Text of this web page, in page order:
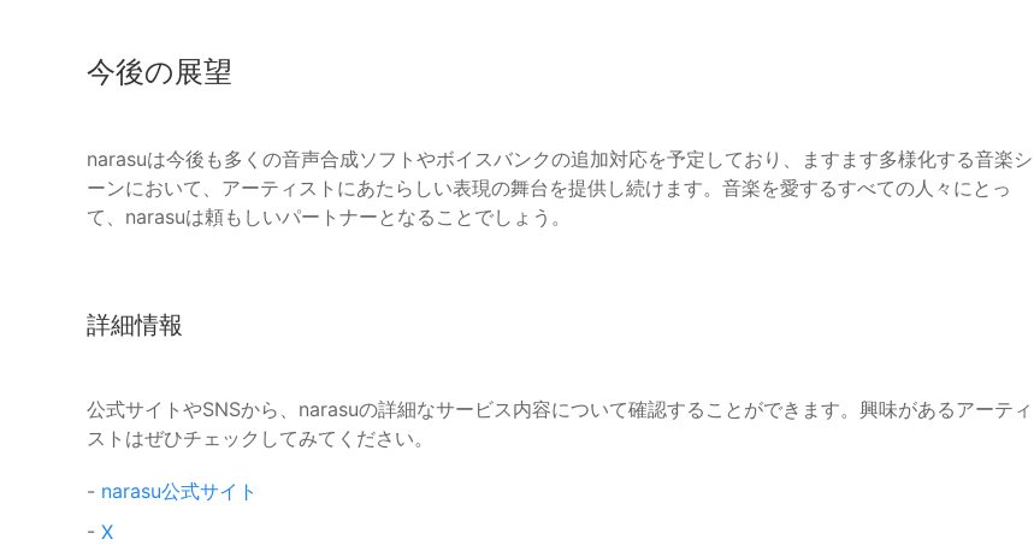
今後の展望
narasuは今後も多くの音声合成ソフトやボイスバンクの追加対応を予定しており、ますます多様化する音楽シ
ーンにおいて、アーティストにあたらしい表現の舞台を提供し続けます。音楽を愛するすべての人々にとっ
て、narasuは頼もしいパートナーとなることでしょう。
詳細情報
公式サイトやSNSから、narasuの詳細なサービス内容について確認することができます。興味があるアーティ
ストはぜひチェックしてみてください。
- narasu公式サイト
- X